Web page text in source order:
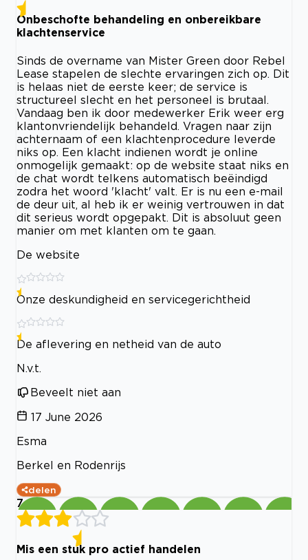
Onbeschofte behandeling en onbereikbare
klachtenservice
Sinds de overname van Mister Green door Rebel
Lease stapelen de slechte ervaringen zich op. Dit
is helaas niet de eerste keer; de service is
structureel slecht en het personeel is brutaal.
Vandaag ben ik door medewerker Erik weer erg
klantonvriendelijk behandeld. Vragen naar zijn
achternaam of een klachtenprocedure leverde
niks op. Een klacht indienen wordt je online
onmogelijk gemaakt: op de website staat niks en
de chat wordt telkens automatisch beëindigd
zodra het woord 'klacht' valt. Er is nu een e-mail
de deur uit, al heb ik er weinig vertrouwen in dat
dit serieus wordt opgepakt. Dit is absoluut geen
manier om met klanten om te gaan.
De website
Onze deskundigheid en servicegerichtheid
De aflevering en netheid van de auto
N.v.t.
Beveelt niet aan
17 June 2026
Esma
Berkel en Rodenrijs
delen
7
Mis een stuk pro actief handelen